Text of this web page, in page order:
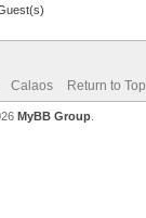
Calaos Return to Top
MyBB Group